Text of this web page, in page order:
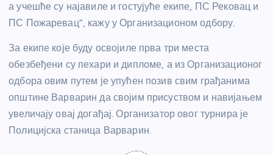
а учешће су најавиле и гостујуће екипе, ПС Рековац и
ПС Пожаревац”, кажу у Организационом одбору.
За екипе које буду освојиле прва три места
обезбеђени су пехари и дипломе, а из Организационог
одбора овим путем је упућен позив свим грађанима
општине Варварин да својим присуством и навијањем
увеличају овај догађај. Организатор овог турнира је
Полицијска станица Варварин.